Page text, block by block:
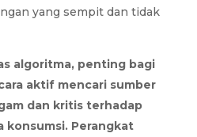
yang sempit dan tidak
algoritma, penting bagi
aktif mencari sumber
dan kritis terhadap
konsumsi. Perangkat